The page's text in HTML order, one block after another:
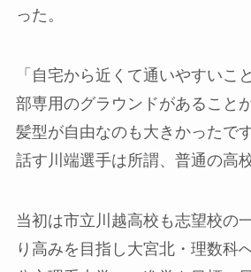
った。
「自宅から近くて通いやすいこ
部専用のグラウンドがあること
髪型が自由なのも大きかったで
話す川端選手は所謂、普通の高校
当初は市立川越高校も志望校の
り高みを目指し大宮北・理数科